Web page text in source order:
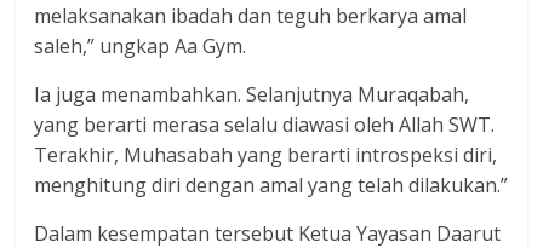
melaksanakan ibadah dan teguh berkarya amal
saleh,” ungkap Aa Gym.
Ia juga menambahkan. Selanjutnya Muraqabah,
yang berarti merasa selalu diawasi oleh Allah SWT.
Terakhir, Muhasabah yang berarti introspeksi diri,
menghitung diri dengan amal yang telah dilakukan.”
Dalam kesempatan tersebut Ketua Yayasan Daarut